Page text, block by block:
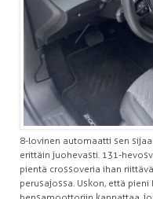
8-lovinen automaatti sen
erittäin juohevasti. 131-
pientä crossoveria ihan
perusajossa. Uskon, että